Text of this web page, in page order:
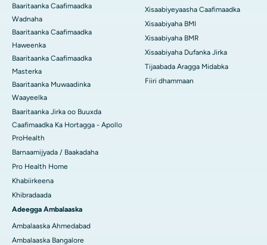
Baaritaanka Caafimaadka
Wadnaha
Baaritaanka Caafimaadka
Haweenka
Baaritaanka Caafimaadka
Masterka
Baaritaanka Muwaadinka
Waayeelka
Baaritaanka Jirka oo Buuxda
Caafimaadka Ka Hortagga - Apollo
ProHealth
Barnaamijyada / Baakadaha
Pro Health Home
Khabiirkeena
Khibradaada
Adeegga Ambalaaska
Ambalaaska Ahmedabad
Ambalaaska Bangalore
Xisaabiyeyaasha Caafimaadka
Xisaabiyaha BMI
Xisaabiyaha BMR
Xisaabiyaha Dufanka Jirka
Tijaabada Aragga Midabka
Fiiri dhammaan